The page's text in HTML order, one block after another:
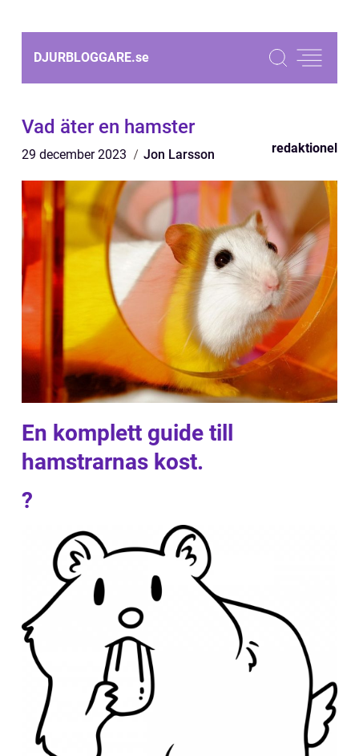
DJURBLOGGARE.se
Vad äter en hamster
29 december 2023 Jon Larsson redaktionel
En komplett guide till
hamstrarnas kost.
?